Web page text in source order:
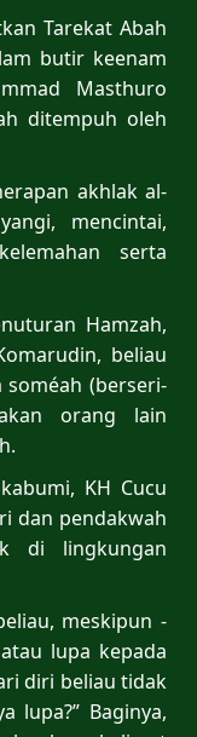
Tarekat Abah
butir keenam
Masthuro
ditempuh oleh
akhlak al-
mencintai,
serta
Hamzah,
beliau
(berseri-
orang lain
KH Cucu
dan pendakwah
di lingkungan
meskipun -
lupa kepada
diri beliau tidak
lupa?” Baginya,